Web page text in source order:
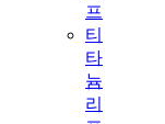
프
티
타
늄
리